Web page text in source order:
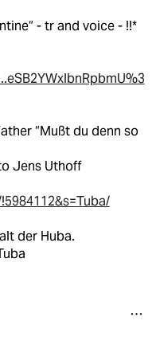
- tr and voice - !!*
“Mußt du denn so
Jens Uthoff
der Huba.